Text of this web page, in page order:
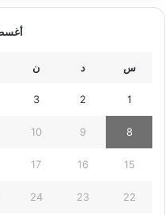
س د ن
1
2
3
8
9
10
15
16
17
22
23
24